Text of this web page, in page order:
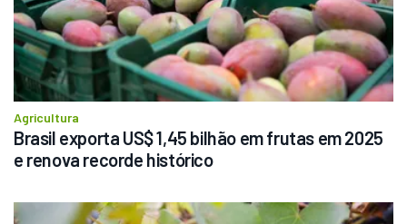
Agricultura
Brasil exporta US$ 1,45 bilhão em frutas em 2025
e renova recorde histórico